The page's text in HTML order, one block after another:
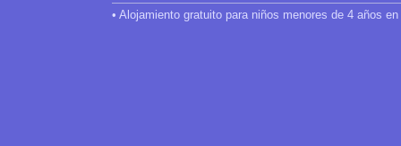
• Alojamiento gratuito para niños menores de 4 años